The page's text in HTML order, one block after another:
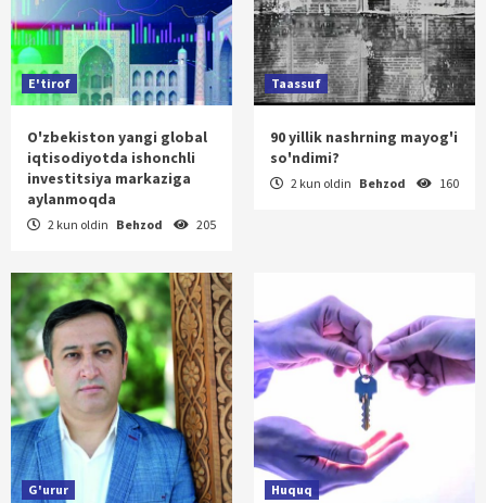
E'tirof
O'zbekiston yangi global
iqtisodiyotda ishonchli
investitsiya markaziga
aylanmoqda
2 kun oldin Behzod 205
Taassuf
90 yillik nashrning mayog'i
so'ndimi?
2 kun oldin Behzod 160
G'urur Huquq